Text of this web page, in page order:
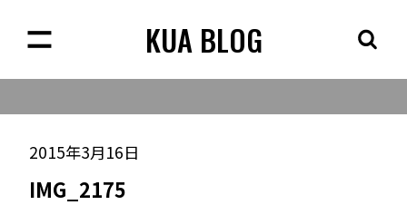
KUA BLOG
2015年3月16日
IMG_2175